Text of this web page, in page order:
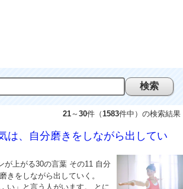
21～ 30件（1583件中）の検索結果
は、自分磨きをしながら出してい
が上がる30の言葉 その11 自分
きをしながら出していく。
い」と言う人がいます。 とに